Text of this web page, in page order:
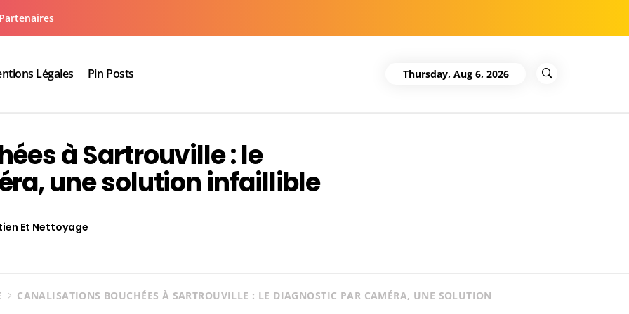
Partenaires
Légales Pin Posts Thursday, Aug 6, 2026
à Sartrouville : le
une solution infaillible
Et Nettoyage
CANALISATIONS BOUCHÉES À SARTROUVILLE : LE DIAGNOSTIC PAR CAMÉRA, UNE SOLUTION